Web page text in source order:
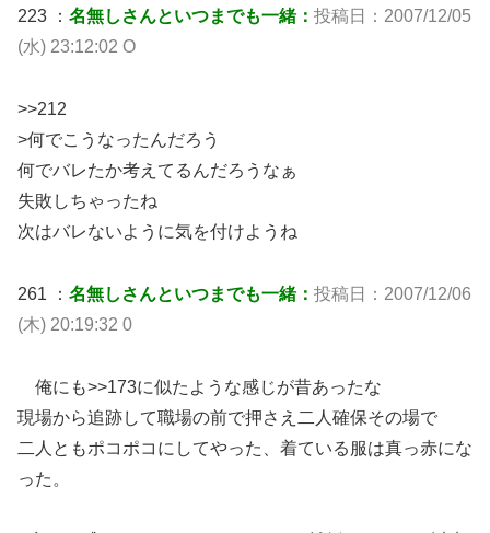
223 ： 名無しさんといつまでも一緒： 投稿日：2007/12/05
(水) 23:12:02 O
>>212
>何でこうなったんだろう
何でバレたか考えてるんだろうなぁ
失敗しちゃったね
次はバレないように気を付けようね
261 ： 名無しさんといつまでも一緒： 投稿日：2007/12/06
(木) 20:19:32 0
俺にも>>173に似たような感じが昔あったな
現場から追跡して職場の前で押さえ二人確保その場で
二人ともポコポコにしてやった、着ている服は真っ赤にな
った。